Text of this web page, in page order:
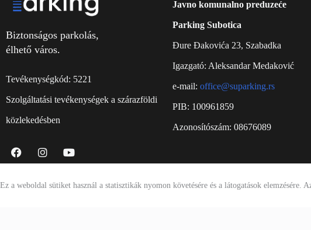
Ez a weboldal sütiket használ a statisztikák nyomon követésére és a látogatások elemzésére.
Biztonságos parkolás,
élhető város.
Tevékenységkód: 5221
Szolgáltatási tevékenységek a szárazföldi
közlekedésben
Javno komunalno preduzeće
Parking Subotica
Đure Đakovića 23, Szabadka
Igazgató: Aleksandar Medaković
e-mail: office@suparking.rs
PIB: 100961859
Azonosítószám: 08676089